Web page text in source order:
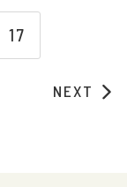
17
NEXT